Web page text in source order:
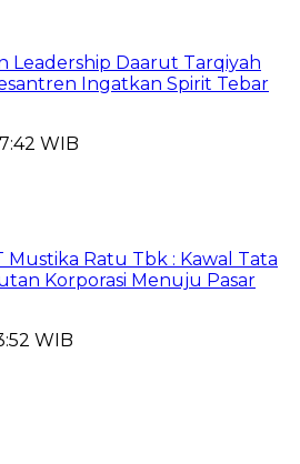
Leadership Daarut Tarqiyah
Ingatkan Spirit Tebar
WIB
Mustika Ratu Tbk : Kawal Tata
Korporasi Menuju Pasar
WIB